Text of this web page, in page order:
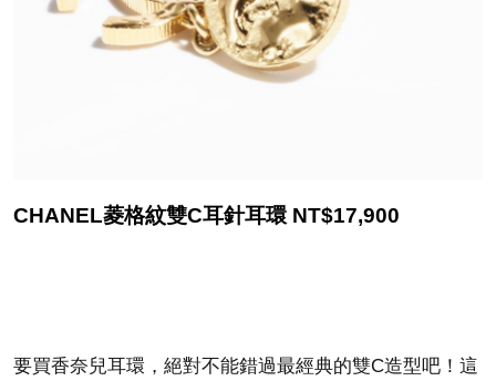
CHANEL菱格紋雙C耳針耳環 NT$17,900
要買香奈兒耳環，絕對不能錯過最經典的雙C造型吧！這